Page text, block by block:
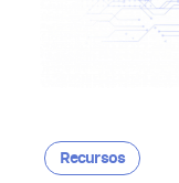
Recursos